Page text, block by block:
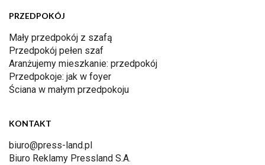
PRZEDPOKÓJ
Mały przedpokój z szafą
Przedpokój pełen szaf
Aranżujemy mieszkanie: przedpokój
Przedpokoje: jak w foyer
Ściana w małym przedpokoju
KONTAKT
biuro@press-land.pl
Biuro Reklamy Pressland S.A.